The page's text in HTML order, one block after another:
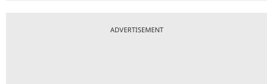
ADVERTISEMENT